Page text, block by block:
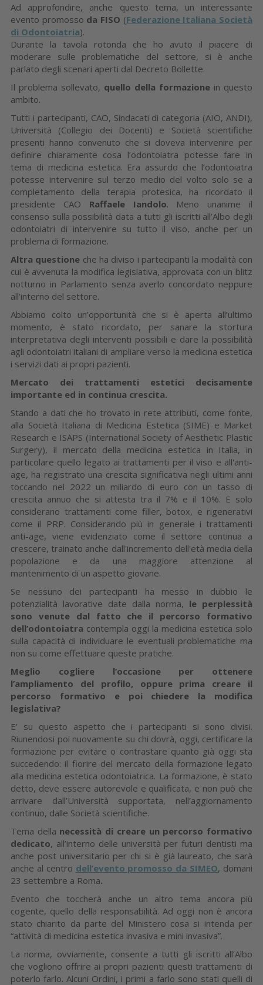
Ad approfondire, anche questo tema, un interessante
evento promosso da FISO (Federazione Italiana Società
di Odontoiatria).
Durante la tavola rotonda che ho avuto il piacere di
moderare sulle problematiche del settore, si è anche
parlato degli scenari aperti dal Decreto Bollette.
Il problema sollevato, quello della formazione in questo
ambito.
Tutti i partecipanti, CAO, Sindacati di categoria (AIO, ANDI),
Università (Collegio dei Docenti) e Società scientifiche
presenti hanno convenuto che si doveva intervenire per
definire chiaramente cosa l’odontoiatra potesse fare in
tema di medicina estetica. Era assurdo che l’odontoiatra
potesse intervenire sul terzo medio del volto solo se a
completamento della terapia protesica, ha ricordato il
presidente CAO Raffaele Iandolo. Meno unanime il
consenso sulla possibilità data a tutti gli iscritti all’Albo degli
odontoiatri di intervenire su tutto il viso, anche per un
problema di formazione.
Altra questione che ha diviso i partecipanti la modalità con
cui è avvenuta la modifica legislativa, approvata con un blitz
notturno in Parlamento senza averlo concordato neppure
all’interno del settore.
Abbiamo colto un’opportunità che si è aperta all’ultimo
momento, è stato ricordato, per sanare la stortura
interpretativa degli interventi possibili e dare la possibilità
agli odontoiatri italiani di ampliare verso la medicina estetica
i servizi dati ai propri pazienti.
Mercato dei trattamenti estetici decisamente
importante ed in continua crescita.
Stando a dati che ho trovato in rete attributi, come fonte,
alla Società Italiana di Medicina Estetica (SIME) e Market
Research e ISAPS (International Society of Aesthetic Plastic
Surgery), il mercato della medicina estetica in Italia, in
particolare quello legato ai trattamenti per il viso e all'anti-
age, ha registrato una crescita significativa negli ultimi anni
toccando nel 2022 un miliardo di euro con un tasso di
crescita annuo che si attesta tra il 7% e il 10%. E solo
considerano trattamenti come filler, botox, e rigenerativi
come il PRP. Considerando più in generale i trattamenti
anti-age, viene evidenziato come il settore continua a
crescere, trainato anche dall'incremento dell'età media della
popolazione e da una maggiore attenzione al
mantenimento di un aspetto giovane.
Se nessuno dei partecipanti ha messo in dubbio le
potenzialità lavorative date dalla norma, le perplessità
sono venute dal fatto che il percorso formativo
dell’odontoiatra contempla oggi la medicina estetica solo
sulla capacità di individuare le eventuali problematiche ma
non su come effettuare queste pratiche.
Meglio cogliere l’occasione per ottenere
l’ampliamento del profilo, oppure prima creare il
percorso formativo e poi chiedere la modifica
legislativa?
E’ su questo aspetto che i partecipanti si sono divisi.
Riunendosi poi nuovamente su chi dovrà, oggi, certificare la
formazione per evitare o contrastare quanto già oggi sta
succedendo: il fiorire del mercato della formazione legato
alla medicina estetica odontoiatrica. La formazione, è stato
detto, deve essere autorevole e qualificata, e non può che
arrivare dall’Università supportata, nell’aggiornamento
continuo, dalle Società scientifiche.
Tema della necessità di creare un percorso formativo
dedicato, all’interno delle università per futuri dentisti ma
anche post universitario per chi si è già laureato, che sarà
anche al centro dell’evento promosso da SIMEO, domani
23 settembre a Roma.
Evento che toccherà anche un altro tema ancora più
cogente, quello della responsabilità. Ad oggi non è ancora
stato chiarito da parte del Ministero cosa si intenda per
“attività di medicina estetica invasiva e mini invasiva”.
La norma, ovviamente, consente a tutti gli iscritti all’Albo
che vogliono offrire ai propri pazienti questi trattamenti di
poterlo farlo. Alcuni Ordini, i primi a farlo sono stati quelli di